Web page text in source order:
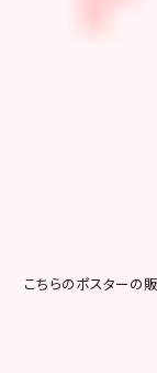
こちらのポスターの